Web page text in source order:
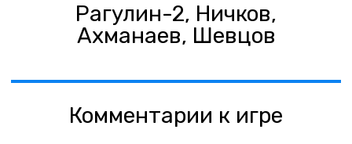
Рагулин-2, Ничков,
Ахманаев, Шевцов
Комментарии к игре